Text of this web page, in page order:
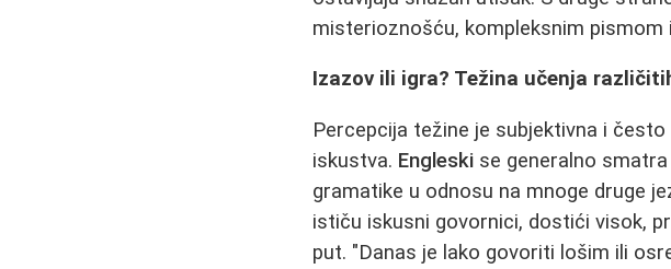
misterioznošću, kompleksnim
Izazov ili igra? Težina učenja
Percepcija težine je subjektivna i
iskustva. Engleski se generalno
gramatike u odnosu na mnoge druge
ističu iskusni govornici, dostići visok,
put. "Danas je lako govoriti lošim ili